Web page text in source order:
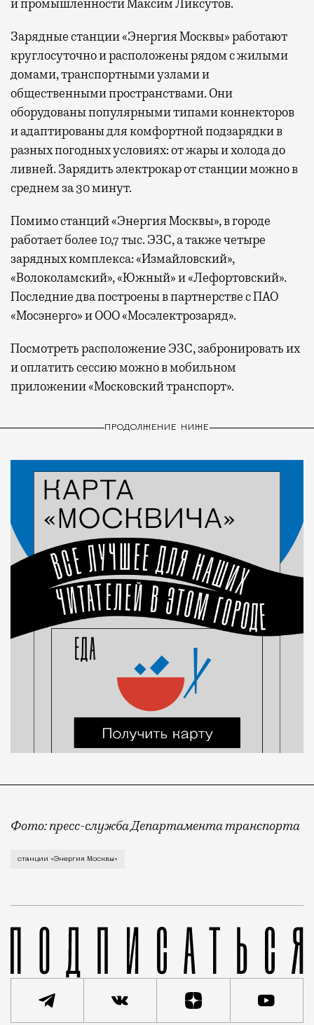
и промышленности Максим Ликсутов.
Зарядные станции «Энергия Москвы» работают
круглосуточно и расположены рядом с жилыми
домами, транспортными узлами и
общественными пространствами. Они
оборудованы популярными типами коннекторов
и адаптированы для комфортной подзарядки в
разных погодных условиях: от жары и холода до
ливней. Зарядить электрокар от станции можно в
среднем за 30 минут.
Помимо станций «Энергия Москвы», в городе
работает более 10,7 тыс. ЭЗС, а также четыре
зарядных комплекса: «Измайловский»,
«Волоколамский», «Южный» и «Лефортовский».
Последние два построены в партнерстве с ПАО
«Мосэнерго» и ООО «Мосэлектрозаряд».
Посмотреть расположение ЭЗС, забронировать их
и оплатить сессию можно в мобильном
приложении «Московский транспорт».
ПРОДОЛЖЕНИЕ НИЖЕ
Фото: пресс-служба Департамента транспорта
Весной 2026 года столичный Дептранс сообщал,
станции «Энергия Москвы»